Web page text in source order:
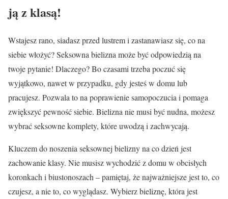
ją z klasą!
Wstajesz rano, siadasz przed lustrem i zastanawiasz się, co na
siebie włożyć? Seksowna bielizna może być odpowiedzią na
twoje pytanie! Dlaczego? Bo czasami trzeba poczuć się
wyjątkowo, nawet w przypadku, gdy jesteś w domu lub
pracujesz. Pozwala to na poprawienie samopoczucia i pomaga
zwiększyć pewność siebie. Bielizna nie musi być nudna, możesz
wybrać seksowne komplety, które uwodzą i zachwycają.
Kluczem do noszenia seksownej bielizny na co dzień jest
zachowanie klasy. Nie musisz wychodzić z domu w obcisłych
koronkach i biustonoszach – pamiętaj, że najważniejsze jest to, co
czujesz, a nie to, co wyglądasz. Wybierz bieliznę, która jest